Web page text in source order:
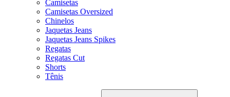
Camisetas
Camisetas Oversized
Chinelos
Jaquetas Jeans
Jaquetas Jeans Spikes
Regatas
Regatas Cut
Shorts
Tênis